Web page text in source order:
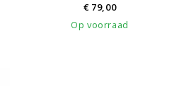
€79,00
Op voorraad